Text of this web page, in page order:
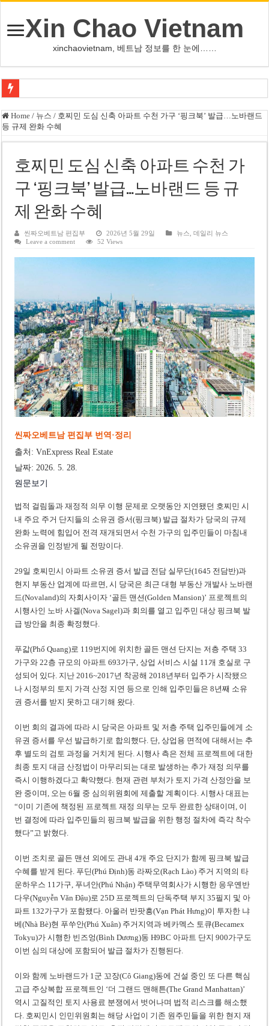
Xin Chao Vietnam
xinchaovietnam, 베트남 정보를 한 눈에……
쩐 타인 먼 베트남 국회의장 “외교 성과, 국가 위상 제고에 크게 기여”
싱가포르 하오마트, 마지막 프리미엄 매장 폐점… 적자·소송 악재 속 사업 축
PNJ, 다이아몬드 밀수 여파에 2분기 적자… 10월 임시 주총 개최
팜 녓 브엉 빈그룹 회장 딸, 그룹 계열사 경영에 첫 등장
케펠, 투티엠 엠파이어시티 지분 전량 2억7000만 달러에 매각
베트남 MB은행, 2026년 수익 목표 자신…부동산 대출 비율 13% 고수
베트남 세무당국, 납세자 정보 공개 기준·절차 명확화
Home / 뉴스 / 호찌민 도심 신축 아파트 수천 가구 ‘핑크북’ 발급…노바랜드
등 규제 완화 수혜
호찌민 도심 신축 아파트 수천 가
구 ‘핑크북’ 발급…노바랜드 등 규
제 완화 수혜
씬짜오베트남 편집부 2026년 5월 29일 뉴스 ,데일리 뉴스
Leave a comment
52 Views
씬짜오베트남 편집부 번역·정리
출처: VnExpress Real Estate
날짜: 2026. 5. 28.
원문보기
법적 걸림돌과 재정적 의무 이행 문제로 오랫동안 지연됐던 호찌민 시
내 주요 주거 단지들의 소유권 증서(핑크북) 발급 절차가 당국의 규제
완화 노력에 힘입어 전격 재개되면서 수천 가구의 입주민들이 마침내
소유권을 인정받게 될 전망이다.
29일 호찌민시 아파트 소유권 증서 발급 전담 실무단(1645 전담반)과
현지 부동산 업계에 따르면, 시 당국은 최근 대형 부동산 개발사 노바랜
드(Novaland)의 자회사이자 ‘골든 맨션(Golden Mansion)’ 프로젝트의
시행사인 노바 사겔(Nova Sagel)과 회의를 열고 입주민 대상 핑크북 발
급 방안을 최종 확정했다.
푸갋(Phổ Quang)로 119번지에 위치한 골든 맨션 단지는 저층 주택 33
가구와 22층 규모의 아파트 693가구, 상업 서비스 시설 11개 호실로 구
성되어 있다. 지난 2016~2017년 착공해 2018년부터 입주가 시작됐으
나 시정부의 토지 가격 산정 지연 등으로 인해 입주민들은 8년째 소유
권 증서를 받지 못하고 대기해 왔다.
이번 회의 결과에 따라 시 당국은 아파트 및 저층 주택 입주민들에게 소
유권 증서를 우선 발급하기로 합의했다. 단, 상업용 면적에 대해서는 추
후 별도의 검토 과정을 거치게 된다. 시행사 측은 전체 프로젝트에 대한
최종 토지 대금 산정법이 마무리되는 대로 발생하는 추가 재정 의무를
즉시 이행하겠다고 확약했다. 현재 관련 부처가 토지 가격 산정안을 보
완 중이며, 오는 6월 중 심의위원회에 제출할 계획이다. 시행사 대표는
“이미 기존에 책정된 프로젝트 재정 의무는 모두 완료한 상태이며, 이
번 결정에 따라 입주민들의 핑크북 발급을 위한 행정 절차에 즉각 착수
했다”고 밝혔다.
이번 조치로 골든 맨션 외에도 관내 4개 주요 단지가 함께 핑크북 발급
수혜를 받게 된다. 푸딘(Phú Định)동 라짜오(Rạch Lào) 주거 지역의 타
운하우스 11가구, 푸녀안(Phú Nhận) 주택무역회사가 시행한 응우옌반
다우(Nguyễn Văn Đậu)로 25D 프로젝트의 단독주택 부지 35필지 및 아
파트 132가구가 포함됐다. 아울러 반팟흥(Vạn Phát Hưng)이 투자한 냐
베(Nhà Bè)현 푸쑤안(Phú Xuân) 주거지역과 베카멕스 토큐(Becamex
Tokyu)가 시행한 빈즈엉(Bình Dương)동 H9BC 아파트 단지 900가구도
이번 심의 대상에 포함되어 발급 절차가 진행된다.
이와 함께 노바랜드가 1군 꼬장(Cô Giang)동에 건설 중인 또 다른 핵심
고급 주상복합 프로젝트인 ‘더 그랜드 맨해튼(The Grand Manhattan)’
역시 고질적인 토지 사용료 분쟁에서 벗어나며 법적 리스크를 해소했
다. 호찌민시 인민위원회는 해당 사업이 기존 원주민들을 위한 현지 재